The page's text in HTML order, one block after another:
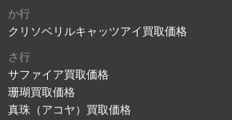
か行
クリソベリルキャッツアイ買取価格
さ行
サファイア買取価格
珊瑚買取価格
真珠（アコヤ）買取価格